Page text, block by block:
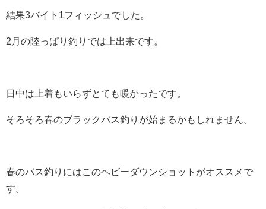
結果3バイト1フィッシュでした。
2月の陸っぱり釣りでは上出来です。
日中は上着もいらずとても暖かったです。
そろそろ春のブラックバス釣りが始まるかもしれません。
春のバス釣りにはこのヘビーダウンショットがオススメで
す。